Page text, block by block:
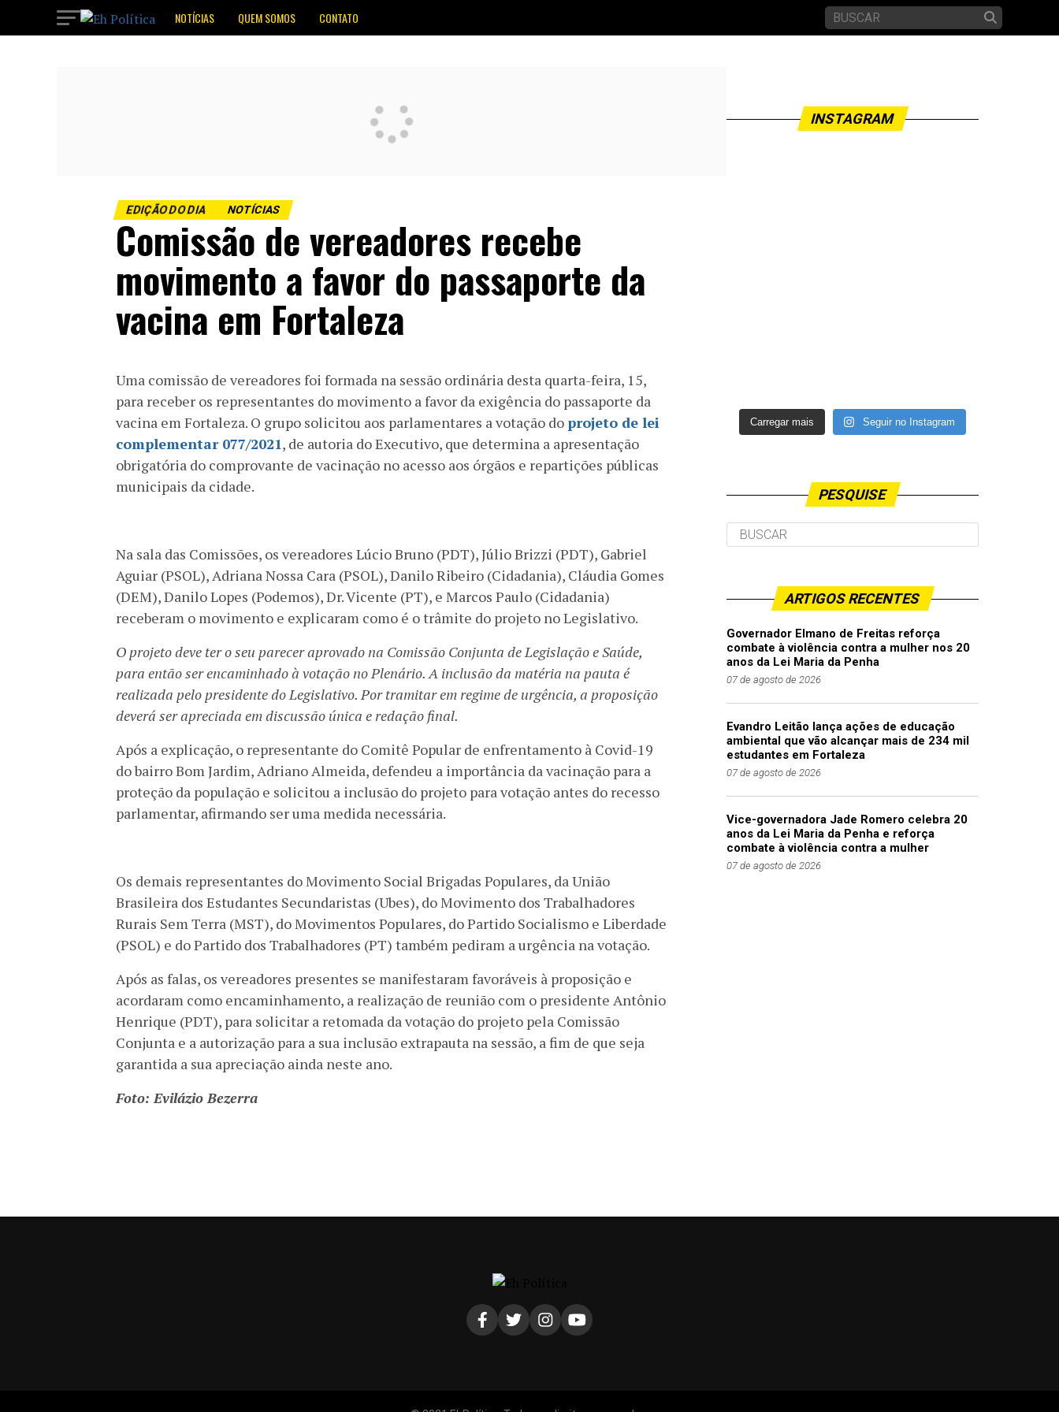
NOTÍCIAS QUEM SOMOS CONTATO
EDIÇÃO DO DIA NOTÍCIAS
Comissão de vereadores recebe
movimento a favor do passaporte da
vacina em Fortaleza
Uma comissão de vereadores foi formada na sessão ordinária desta quarta-feira, 15,
para receber os representantes do movimento a favor da exigência do passaporte da
vacina em Fortaleza. O grupo solicitou aos parlamentares a votação do projeto de lei
complementar 077/2021, de autoria do Executivo, que determina a apresentação
obrigatória do comprovante de vacinação no acesso aos órgãos e repartições públicas
municipais da cidade.
Na sala das Comissões, os vereadores Lúcio Bruno (PDT), Júlio Brizzi (PDT), Gabriel
Aguiar (PSOL), Adriana Nossa Cara (PSOL), Danilo Ribeiro (Cidadania), Cláudia Gomes
(DEM), Danilo Lopes (Podemos), Dr. Vicente (PT), e Marcos Paulo (Cidadania)
receberam o movimento e explicaram como é o trâmite do projeto no Legislativo.
O projeto deve ter o seu parecer aprovado na Comissão Conjunta de Legislação e Saúde,
para então ser encaminhado à votação no Plenário. A inclusão da matéria na pauta é
realizada pelo presidente do Legislativo. Por tramitar em regime de urgência, a proposição
deverá ser apreciada em discussão única e redação final.
Após a explicação, o representante do Comitê Popular de enfrentamento à Covid-19
do bairro Bom Jardim, Adriano Almeida, defendeu a importância da vacinação para a
proteção da população e solicitou a inclusão do projeto para votação antes do recesso
parlamentar, afirmando ser uma medida necessária.
Os demais representantes do Movimento Social Brigadas Populares, da União
Brasileira dos Estudantes Secundaristas (Ubes), do Movimento dos Trabalhadores
Rurais Sem Terra (MST), do Movimentos Populares, do Partido Socialismo e Liberdade
(PSOL) e do Partido dos Trabalhadores (PT) também pediram a urgência na votação.
Após as falas, os vereadores presentes se manifestaram favoráveis à proposição e
acordaram como encaminhamento, a realização de reunião com o presidente Antônio
Henrique (PDT), para solicitar a retomada da votação do projeto pela Comissão
Conjunta e a autorização para a sua inclusão extrapauta na sessão, a fim de que seja
garantida a sua apreciação ainda neste ano.
Foto: Evilázio Bezerra
INSTAGRAM
Carregar mais Seguir no Instagram
PESQUISE
ARTIGOS RECENTES
Governador Elmano de Freitas reforça
combate à violência contra a mulher nos 20
anos da Lei Maria da Penha
07 de agosto de 2026
Evandro Leitão lança ações de educação
ambiental que vão alcançar mais de 234 mil
estudantes em Fortaleza
07 de agosto de 2026
Vice-governadora Jade Romero celebra 20
anos da Lei Maria da Penha e reforça
combate à violência contra a mulher
07 de agosto de 2026